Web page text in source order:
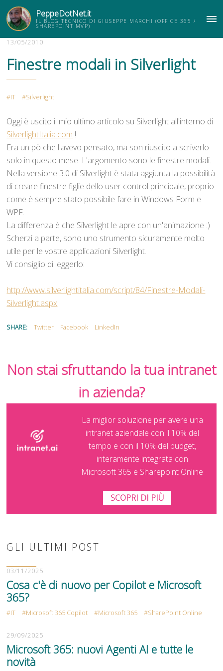
PeppeDotNet.it
IL BLOG TECNICO DI GIUSEPPE MARCHI (OFFICE 365 /
SHAREPOINT MVP)
13/05/2010
Finestre modali in Silverlight
IT Silverlight
Oggi è uscito il mio ultimo articolo su Silverlight all'interno di
SilverlightItalia.com !
Era un pò che l'avevo pensato, ma son riuscito a scriverlo
solo in questo mese. L'argomento sono le finestre modali.
Nella versione 3.0 di Silverlight è stata aggiunta la possibilità
di creare finestre figlie dello user control principale, proprio
come è sempre stato possibile fare in Windows Form e
WPF.
La differenza è che Silverlight le apre con un'animazione :)
Scherzi a parte, sono uno strumento sicuramente molto
utile per le vostre applicazioni Silverlight.
Vi consiglio di leggerlo:
http://www.silverlightitalia.com/script/84/Finestre-Modali-
Silverlight.aspx
SHARE: Twitter Facebook LinkedIn
Non stai sfruttando la tua intranet
in azienda?
La miglior soluzione per avere una
intranet aziendale con il 10% del
tempo e con il 10% del budget,
interamente integrata con
Microsoft 365 e Sharepoint Online
SCOPRI DI PIÙ
GLI ULTIMI POST
03/11/2025
Cosa c'è di nuovo per Copilot e Microsoft
365?
IT Microsoft 365 Copilot Microsoft 365 SharePoint Online
29/09/2025
Microsoft 365: nuovi Agenti AI e tutte le
novità